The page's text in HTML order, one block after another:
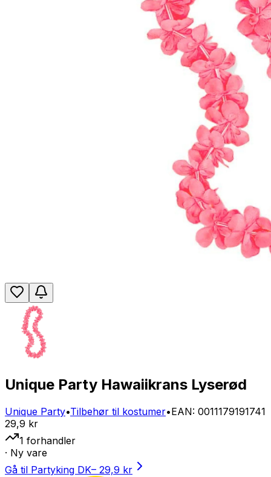
Unique Party Hawaiikrans Lyserød
Unique Party•Tilbehør til kostumer•EAN: 0011179191741
29,9 kr
1 forhandler
· Ny vare
Gå til Partyking DK– 29,9 kr